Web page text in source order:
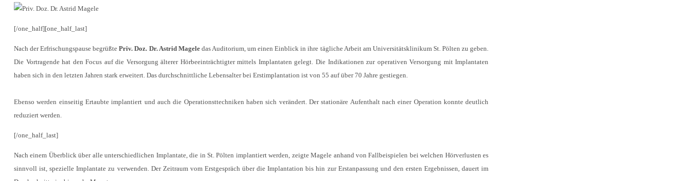
[/one_half][one_half_last]
Nach der Erfrischungspause begrüßtePriv. Doz. Dr. Astrid Mageledas Auditorium, um einen Einblick in ihre tägliche Arbeit am Universitätsklinikum St. Pölten zu geben.
Die Vortragende hat den Focus auf die Versorgung älterer Hörbeeinträchtigter mittels Implantaten gelegt. Die Indikationen zur operativen Versorgung mit Implantaten
haben sich in den letzten Jahren stark erweitert. Das durchschnittliche Lebensalter bei Erstimplantation ist von 55 auf über 70 Jahre gestiegen.
Ebenso werden einseitig Ertaubte implantiert und auch die Operationsttechniken haben sich verändert. Der stationäre Aufenthalt nach einer Operation konnte deutlich
reduziert werden.
[/one_half_last]
Nach einem Überblick über alle unterschiedlichen Implantate, die in St. Pölten implantiert werden, zeigte Magele anhand von Fallbeispielen bei welchen Hörverlusten es
sinnvoll ist, spezielle Implantate zu verwenden. Der Zeitraum vom Erstgespräch über die Implantation bis hin zur Erstanpassung und den ersten Ergebnissen, dauert im